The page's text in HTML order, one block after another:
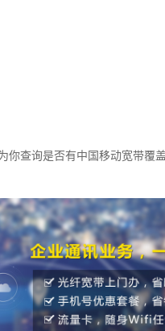
查询是否有中国移动宽带覆